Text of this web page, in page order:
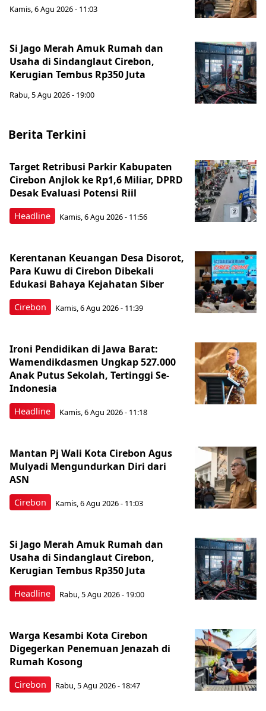
Kamis, 6 Agu 2026 - 11:03
Si Jago Merah Amuk Rumah dan
Usaha di Sindanglaut Cirebon,
Kerugian Tembus Rp350 Juta
Rabu, 5 Agu 2026 - 19:00
Berita Terkini
Headline
Target Retribusi Parkir Kabupaten
Cirebon Anjlok ke Rp1,6 Miliar, DPRD
Desak Evaluasi Potensi Riil
Kamis, 6 Agu 2026 - 11:56
Cirebon
Kerentanan Keuangan Desa Disorot,
Para Kuwu di Cirebon Dibekali
Edukasi Bahaya Kejahatan Siber
Kamis, 6 Agu 2026 - 11:39
Headline
Ironi Pendidikan di Jawa Barat:
Wamendikdasmen Ungkap 527.000
Anak Putus Sekolah, Tertinggi Se-
Indonesia
Kamis, 6 Agu 2026 - 11:18
Cirebon
Mantan Pj Wali Kota Cirebon Agus
Mulyadi Mengundurkan Diri dari
ASN
Kamis, 6 Agu 2026 - 11:03
Headline
Si Jago Merah Amuk Rumah dan
Usaha di Sindanglaut Cirebon,
Kerugian Tembus Rp350 Juta
Rabu, 5 Agu 2026 - 19:00
Cirebon
Warga Kesambi Kota Cirebon
Digegerkan Penemuan Jenazah di
Rumah Kosong
Rabu, 5 Agu 2026 - 18:47